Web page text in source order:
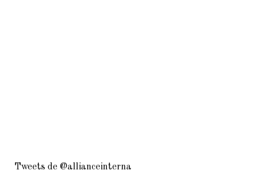
Tweets de @allianceinterna